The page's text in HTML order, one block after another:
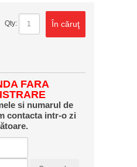
Qty: În căruţ
FARA
si numarul de
contacta intr-o zi